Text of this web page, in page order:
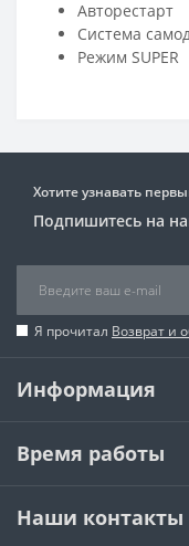
Авторестарт
Система
Режим SUPER
Хотите узнавать
Подпишитесь на
Я прочитал Возврат и
Информация
Время работы
Наши контакты